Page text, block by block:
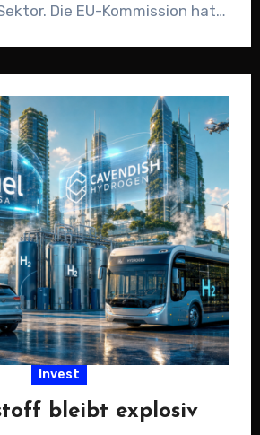
Die EU-Kommission hat
Invest
bleibt explosiv